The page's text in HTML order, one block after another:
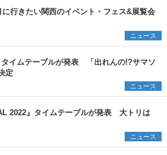
行きたい関西のイベント・フェス&展覧会
ニュース
タイムテーブルが発表 「出れんの!?サマソ
定
ニュース
2022』タイムテーブルが発表 大トリは
ニュース